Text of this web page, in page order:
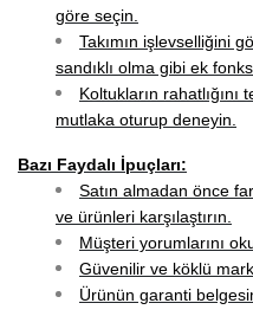
göre seçin.
Takımın işlevselliğini
sandıklı olma gibi ek
Koltukların
mutlaka oturup deneyin.
Bazı Faydalı İpuçları:
Satın almadan önce
ve ürünleri karşılaştırın.
Müşteri yorumlarını
Güvenilir ve köklü
Ürünün garanti